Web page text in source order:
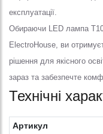
експлуатації.
Обираючи LED лампа
ElectroHouse, ви
рішення для якісного
зараз та забезпечте
Технічні
Артикул